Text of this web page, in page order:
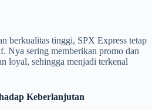
berkualitas tinggi, SPX Express tetap
Nya sering memberikan promo dan
loyal, sehingga menjadi terkenal
Keberlanjutan